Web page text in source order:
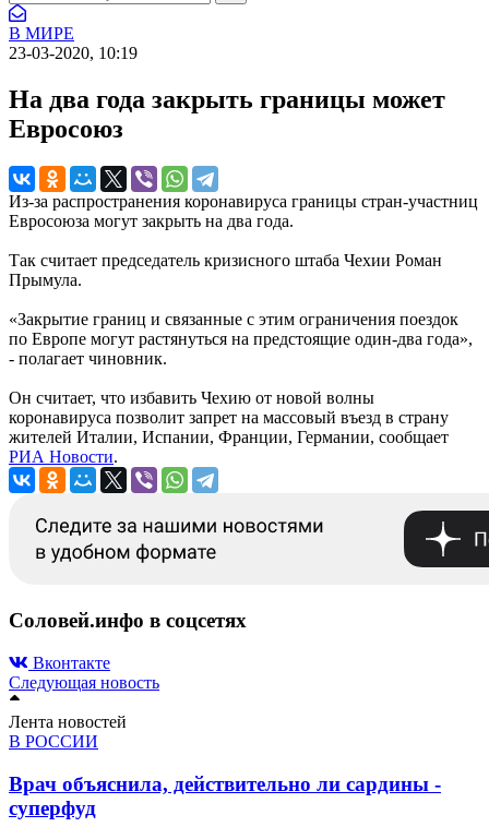
В МИРЕ
23-03-2020, 10:19
На два года закрыть границы может
Евросоюз
Из-за распространения коронавируса границы стран-участниц
Евросоюза могут закрыть на два года.
Так считает председатель кризисного штаба Чехии Роман
Прымула.
«Закрытие границ и связанные с этим ограничения поездок
по Европе могут растянуться на предстоящие один-два года»,
- полагает чиновник.
Он считает, что избавить Чехию от новой волны
коронавируса позволит запрет на массовый въезд в страну
жителей Италии, Испании, Франции, Германии, сообщает
РИА Новости.
Соловей.инфо в соцсетях
Вконтакте
Следующая новость
Лента новостей
В РОССИИ
Врач объяснила, действительно ли сардины -
суперфуд